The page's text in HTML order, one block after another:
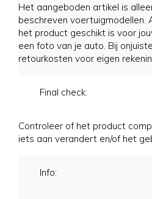
Het aangeboden artikel is
beschreven voertuigmodellen.
het product geschikt is voor
een foto van je auto. Bij
retourkosten voor eigen
Final check:
Controleer of het product
iets aan verandert en/of het
Info: